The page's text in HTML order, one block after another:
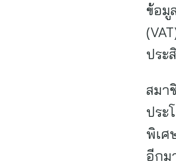
ข้อมู
ประ
สมา
ประ
พิเศ
อีกม